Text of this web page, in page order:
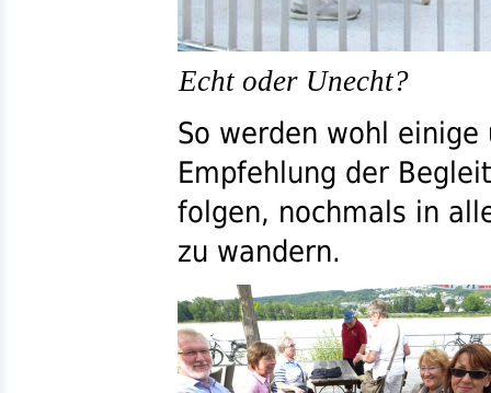
Echt oder Unecht?
So werden wohl
Empfehlung der
folgen, nochmals in
zu wandern.